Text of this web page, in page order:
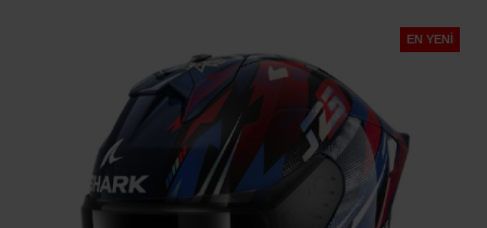
EN YENI